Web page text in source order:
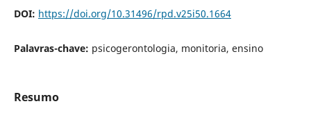
DOI: https://doi.org/10.31496/rpd.v25i50.1664
Palavras-chave: psicogerontologia, monitoria, ensino
Resumo